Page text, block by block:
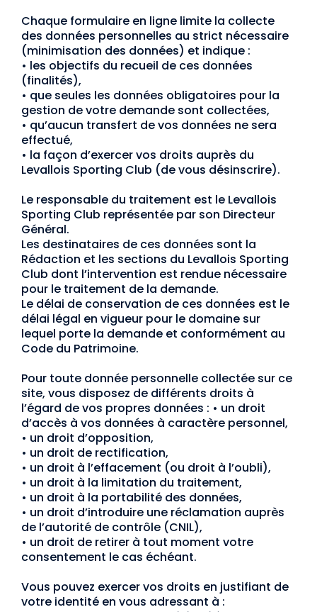
Chaque formulaire en ligne limite la collecte
des données personnelles au strict nécessaire
(minimisation des données) et indique :
• les objectifs du recueil de ces données
(finalités),
• que seules les données obligatoires pour la
gestion de votre demande sont collectées,
• qu’aucun transfert de vos données ne sera
effectué,
• la façon d’exercer vos droits auprès du
Levallois Sporting Club (de vous désinscrire).
Le responsable du traitement est le Levallois
Sporting Club représentée par son Directeur
Général.
Les destinataires de ces données sont la
Rédaction et les sections du Levallois Sporting
Club dont l’intervention est rendue nécessaire
pour le traitement de la demande.
Le délai de conservation de ces données est le
délai légal en vigueur pour le domaine sur
lequel porte la demande et conformément au
Code du Patrimoine.
Pour toute donnée personnelle collectée sur ce
site, vous disposez de différents droits à
l’égard de vos propres données : • un droit
d’accès à vos données à caractère personnel,
• un droit d’opposition,
• un droit de rectification,
• un droit à l’effacement (ou droit à l’oubli),
• un droit à la limitation du traitement,
• un droit à la portabilité des données,
• un droit d’introduire une réclamation auprès
de l’autorité de contrôle (CNIL),
• un droit de retirer à tout moment votre
consentement le cas échéant.
Vous pouvez exercer vos droits en justifiant de
votre identité en vous adressant à :